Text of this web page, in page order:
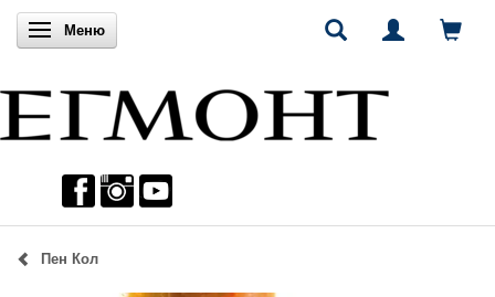
Включи навигацията
Меню
Пен Кол